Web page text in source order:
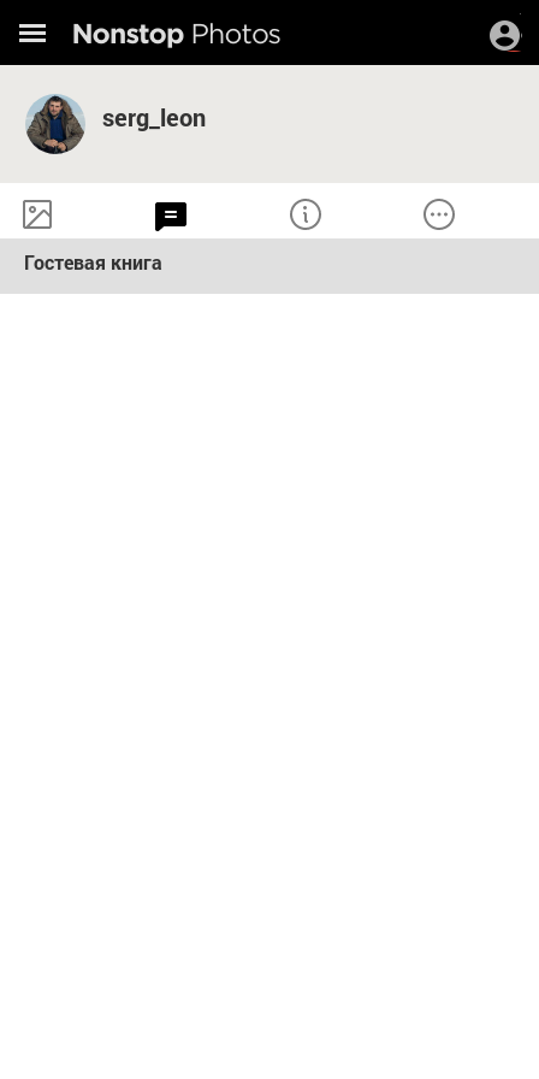
serg_leon
Гостевая книга